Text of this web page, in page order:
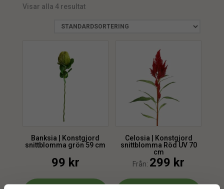
Visar alla 4 resultat
Banksia | Konstgjord
snittblomma grön 59 cm
99 kr
Celosia | Konstgjord
snittblomma Röd UV 70
cm
Från: 299 kr